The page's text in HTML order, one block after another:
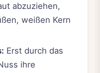
abzuziehen,
weißen Kern
Erst durch das
ihre